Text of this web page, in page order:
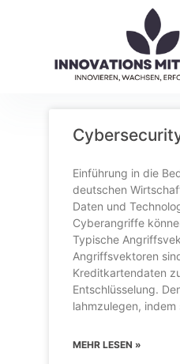
Einführung in die
deutschen
Daten und
Cyberangriffe
Typische
Angriffsvektoren
Kreditkartendaten
Entschlüsselung.
lahmzulegen, indem
MEHR LESEN »